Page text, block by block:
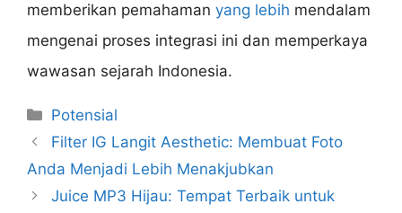
memberikan pemahaman yang lebih mendalam
mengenai proses integrasi ini dan memperkaya
wawasan sejarah Indonesia.
Categories
Potensial
Filter IG Langit Aesthetic: Membuat Foto
Anda Menjadi Lebih Menakjubkan
Juice MP3 Hijau: Tempat Terbaik untuk